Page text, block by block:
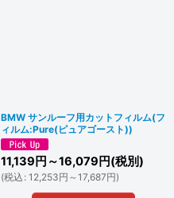
BMW サンルーフ用カットフィルム(フ
ィルム:Pure(ピュアゴースト))
11,139 円 ～16,079 円(税別)
(税込 : 12,253円 ～17,687円)